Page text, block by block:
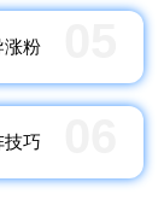
涨粉
技巧